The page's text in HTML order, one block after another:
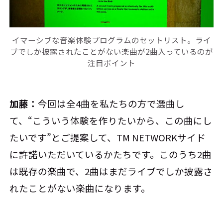
イマーシブな音楽体験プログラムのセットリスト。ライ
ブでしか披露されたことがない楽曲が2曲入っているのが
注目ポイント
加藤：今回は全4曲を私たちの方で選曲し
て、“こういう体験を作りたいから、この曲にし
たいです”とご提案して、TM NETWORKサイド
に許諾いただいているかたちです。このうち2曲
は既存の楽曲で、2曲はまだライブでしか披露さ
れたことがない楽曲になります。